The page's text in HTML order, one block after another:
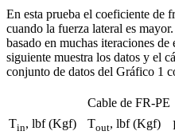
En esta prueba el coeficiente de
cuando la fuerza lateral es
basado en muchas iteraciones
siguiente muestra los datos y el
conjunto de datos del Gráfico 1
Cable de FR-PE
Tin, lbf (Kgf) Tout, lbf (Kgf)